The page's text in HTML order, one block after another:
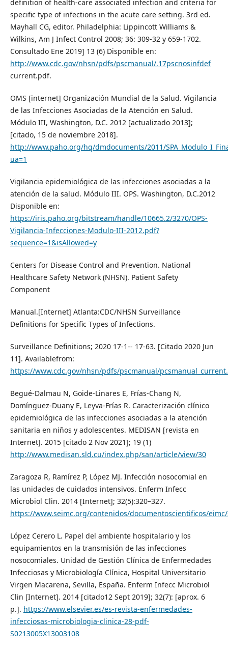
definition of health-care associated infection and criteria for
specific type of infections in the acute care setting. 3rd ed.
Mayhall CG, editor. Philadelphia: Lippincott Williams &
Wilkins, Am J Infect Control 2008; 36: 309-32 y 659-1702.
Consultado Ene 2019] 13 (6) Disponible en:
http://www.cdc.gov/nhsn/pdfs/pscmanual/.17pscnosinfdef
current.pdf.
OMS [internet] Organización Mundial de la Salud. Vigilancia
de las Infecciones Asociadas de la Atención en Salud.
Módulo III, Washington, D.C. 2012 [actualizado 2013];
[citado, 15 de noviembre 2018].
http://www.paho.org/hq/dmdocuments/2011/
ua=1
Vigilancia epidemiológica de las infecciones asociadas a la
atención de la salud. Módulo III. OPS. Washington, D.C.2012
Disponible en:
https://iris.paho.org/bitstream/handle/10665.2/3270/OPS-
Vigilancia-Infecciones-Modulo-III-2012.pdf?
sequence=1&isAllowed=y
Centers for Disease Control and Prevention. National
Healthcare Safety Network (NHSN). Patient Safety
Component
Manual.[Internet] Atlanta:CDC/NHSN Surveillance
Definitions for Specific Types of Infections.
Surveillance Definitions; 2020 17-1-- 17-63. [Citado 2020 Jun
11]. Availablefrom:
https://www.cdc.gov/nhsn/pdfs/pscmanual/
Begué-Dalmau N, Goide-Linares E, Frías-Chang N,
Domínguez-Duany E, Leyva-Frías R. Caracterización clínico
epidemiológica de las infecciones asociadas a la atención
sanitaria en niños y adolescentes. MEDISAN [revista en
Internet]. 2015 [citado 2 Nov 2021]; 19 (1)
http://www.medisan.sld.cu/index.php/san/article/view/30
Zaragoza R, Ramírez P, López MJ. Infección nosocomial en
las unidades de cuidados intensivos. Enferm Infecc
Microbiol Clin. 2014 [Internet]; 32(5):320–327.
https://www.seimc.org/contenidos/documentoscientificos/
López Cerero L. Papel del ambiente hospitalario y los
equipamientos en la transmisión de las infecciones
nosocomiales. Unidad de Gestión Clínica de Enfermedades
Infecciosas y Microbiología Clínica, Hospital Universitario
Virgen Macarena, Sevilla, España. Enferm Infecc Microbiol
Clin [Internet]. 2014 [citado12 Sept 2019]; 32(7): [aprox. 6
p.]. https://www.elsevier.es/es-revista-enfermedades-
infecciosas-microbiologia-clinica-28-pdf-
S0213005X13003108